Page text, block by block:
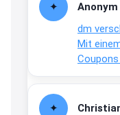
Anonym
dm
Mit
Coupons
2:21
↩
Gratis